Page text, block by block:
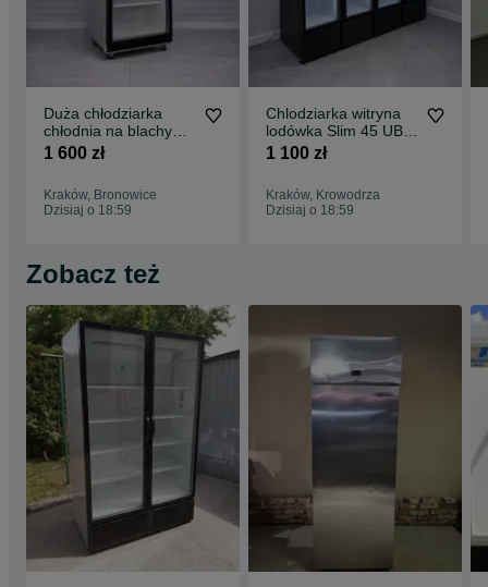
Duża chłodziarka
chłodnia na blachy
GN kosze 75 cm 700 l
1 600 zł
Kraków, Bronowice
Dzisiaj o 18:59
Chlodziarka witryna
lodówka Slim 45 UBC
2018 rok
1 100 zł
Kraków, Krowodrza
Dzisiaj o 18:59
Zobacz też